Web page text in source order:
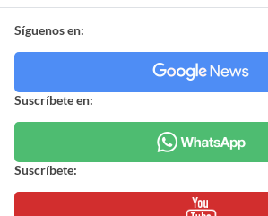
Síguenos en:
Suscríbete en:
Suscríbete: